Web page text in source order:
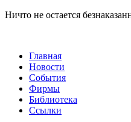
Ничто не остается
Главная
Новости
События
Фирмы
Библиотека
Ссылки